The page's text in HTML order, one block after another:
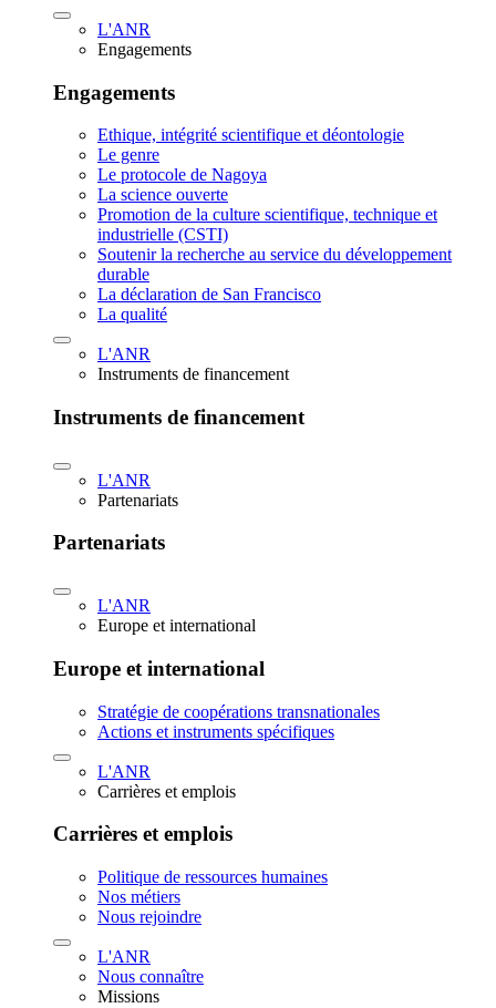
L'ANR
Engagements
Engagements
Ethique, intégrité scientifique et déontologie
Le genre
Le protocole de Nagoya
La science ouverte
Promotion de la culture scientifique, technique et
industrielle (CSTI)
Soutenir la recherche au service du développement
durable
La déclaration de San Francisco
La qualité
L'ANR
Instruments de financement
Instruments de financement
L'ANR
Partenariats
Partenariats
L'ANR
Europe et international
Europe et international
Stratégie de coopérations transnationales
Actions et instruments spécifiques
L'ANR
Carrières et emplois
Carrières et emplois
Politique de ressources humaines
Nos métiers
Nous rejoindre
L'ANR
Nous connaître
Missions